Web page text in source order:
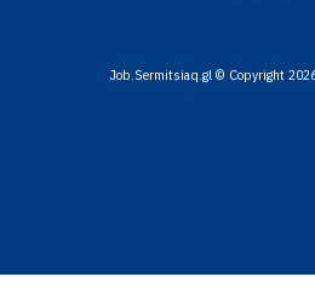
Job.Sermitsiaq.gl © Copyright